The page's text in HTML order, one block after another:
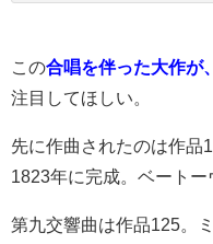
この合唱を伴った大作が
注目してほしい。
先に作曲されたのは作品
1823年に完成。ベートー
第九交響曲は作品125。